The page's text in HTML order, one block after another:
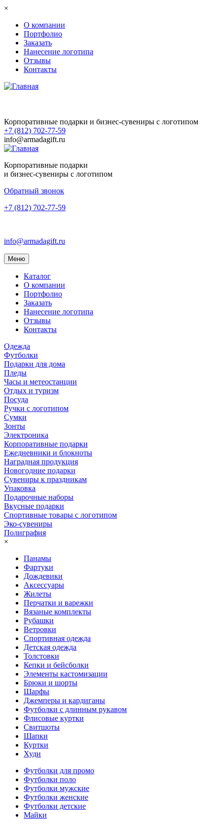
Перейти к основному содержанию
×
О компании
Портфолио
Заказать
Нанесение логотипа
Отзывы
Контакты
Корпоративные подарки и бизнес-сувениры с логотипом
+7 (812) 702-77-59
info@armadagift.ru
Корпоративные подарки
и бизнес-сувениры с логотипом
Обратный звонок
+7 (812) 702-77-59
info@armadagift.ru
Toggle
navigation
Меню
Каталог
О компании
Портфолио
Заказать
Нанесение логотипа
Отзывы
Контакты
Одежда
Футболки
Подарки для дома
Пледы
Часы и метеостанции
Отдых и туризм
Посуда
Ручки с логотипом
Сумки
Зонты
Электроника
Корпоративные подарки
Ежедневники и блокноты
Наградная продукция
Новогодние подарки
Сувениры к праздникам
Упаковка
Подарочные наборы
Вкусные подарки
Спортивные товары с логотипом
Эко-сувениры
Полиграфия
×
Панамы
Фартуки
Дождевики
Аксессуары
Жилеты
Перчатки и варежки
Вязаные комплекты
Рубашки
Ветровки
Спортивная одежда
Детская одежда
Толстовки
Кепки и бейсболки
Элементы кастомизации
Брюки и шорты
Шарфы
Джемперы и кардиганы
Футболки с длинным рукавом
Флисовые куртки
Свитшоты
Шапки
Куртки
Худи
Футболки для промо
Футболки поло
Футболки мужские
Футболки женские
Футболки детские
Майки